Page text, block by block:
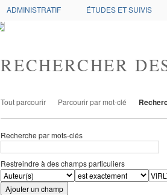
ADMINISTRATIF ÉTUDES ET SUIVIS
RECHERCHER
Tout parcourir Parcourir par mot-clé
Recherche par mots-clés
Restreindre à des champs particuliers
Ajouter un champ